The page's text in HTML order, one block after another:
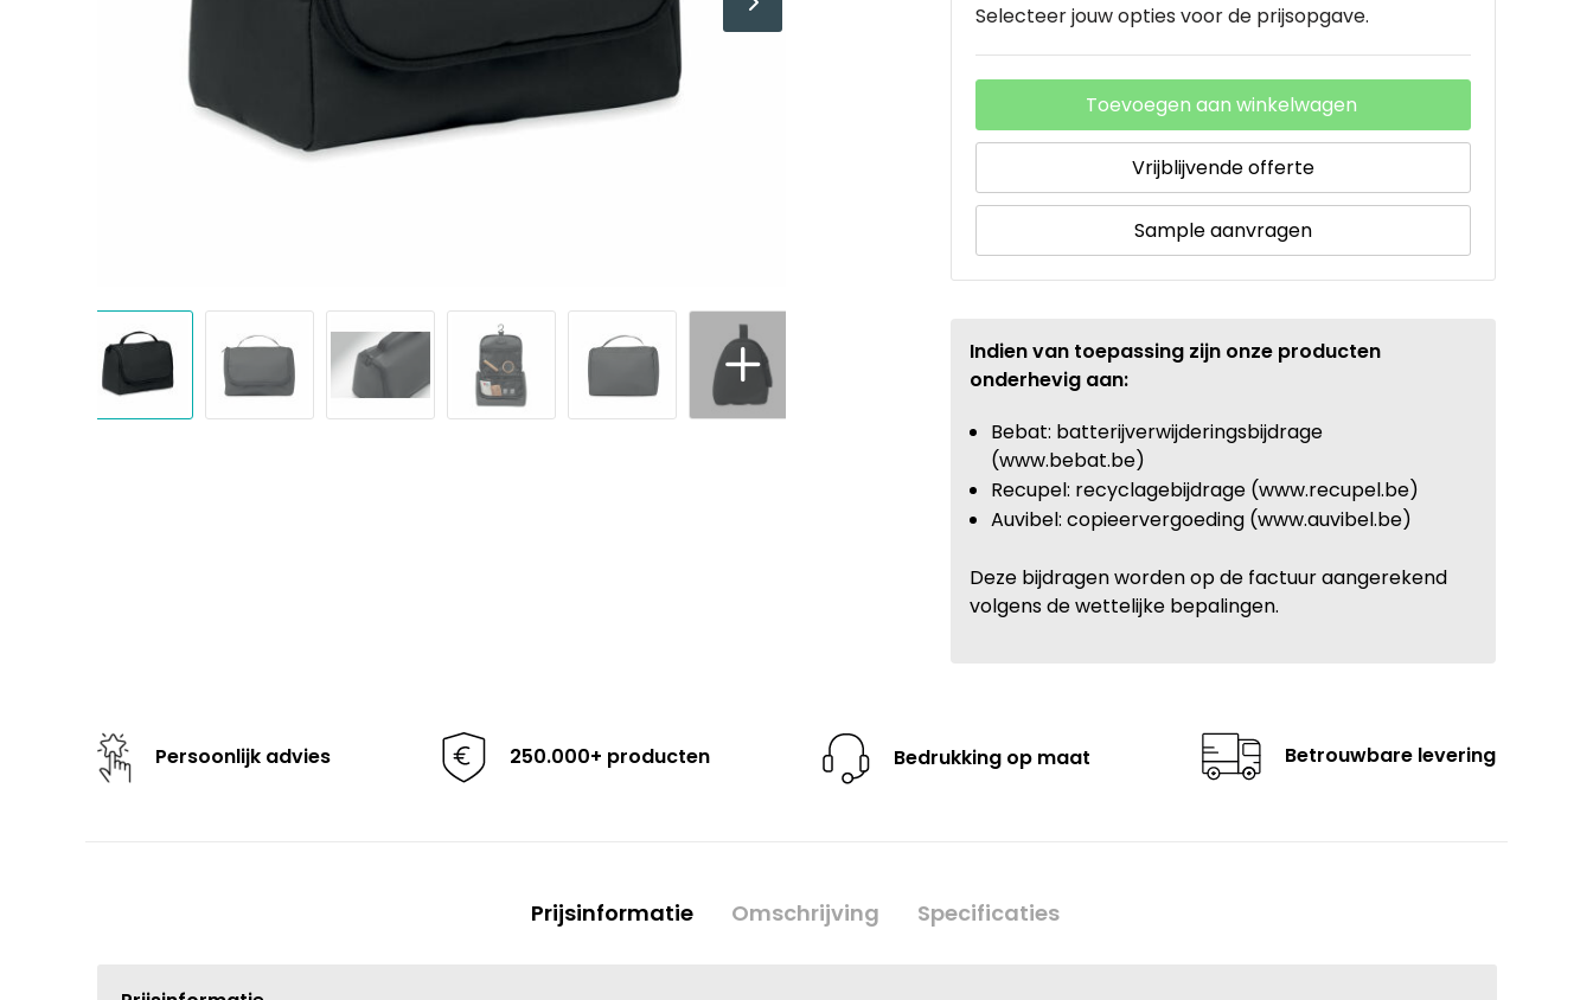
Selecteer jouw opties voor de prijsopgave.
Toevoegen aan winkelwagen
Vrijblijvende offerte
Sample aanvragen
Indien van toepassing zijn onze producten
onderhevig aan:
Bebat: batterijverwijderingsbijdrage
(www.bebat.be)
Recupel: recyclagebijdrage (www.recupel.be)
Auvibel: copieervergoeding (www.auvibel.be)
Deze bijdragen worden op de factuur aangerekend
volgens de wettelijke bepalingen.
Persoonlijk advies 250.000+ producten Bedrukking op maat Betrouwbare levering
Prijsinformatie Omschrijving Specificaties